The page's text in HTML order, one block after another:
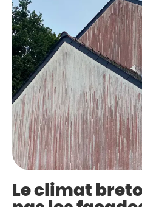
Le climat